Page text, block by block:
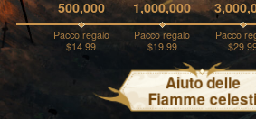
500,000
Pacco regalo
$14.99
1,000,000
Pacco regalo
$19.99
Pacco
Aiuto delle
Fiamme celesti